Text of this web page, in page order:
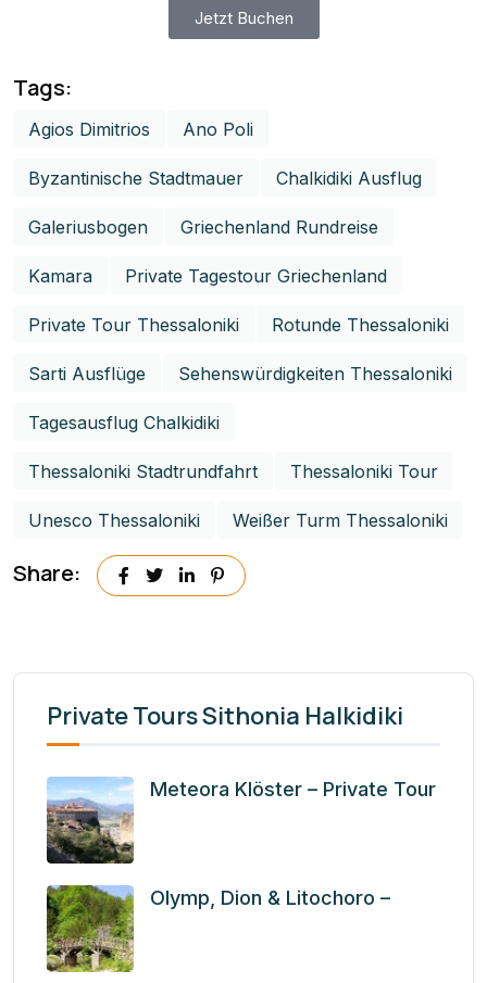
Jetzt Buchen
Tags:
Agios Dimitrios Ano Poli
Byzantinische Stadtmauer Chalkidiki Ausflug
Galeriusbogen Griechenland Rundreise
Kamara Private Tagestour Griechenland
Private Tour Thessaloniki Rotunde Thessaloniki
Sarti Ausflüge Sehenswürdigkeiten Thessaloniki
Tagesausflug Chalkidiki
Thessaloniki Stadtrundfahrt Thessaloniki Tour
Unesco Thessaloniki Weißer Turm Thessaloniki
Share:
Private Tours Sithonia Halkidiki
Meteora Klöster – Private Tour
Olymp, Dion & Litochoro –